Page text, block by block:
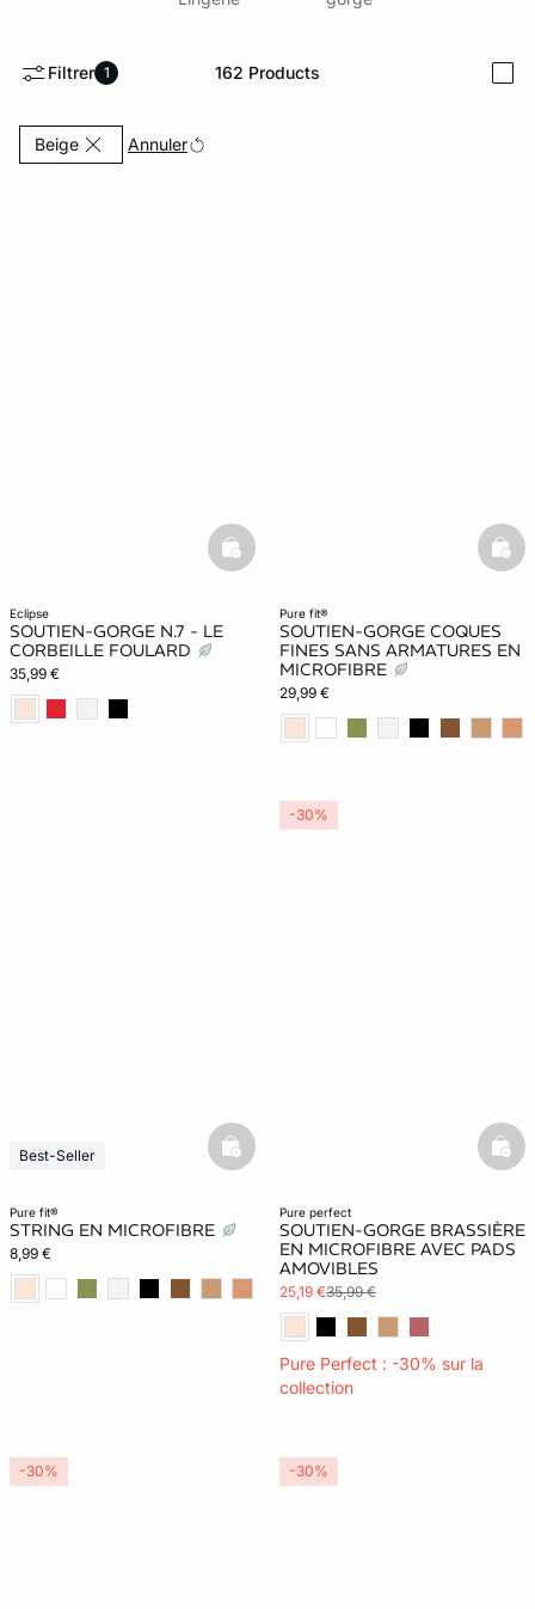
Filtrer 1 162 Products
BeigeCurrently Refined by Couleurs: Beige
Annuler
eclipse
SOUTIEN-GORGE N.7 - LE
CORBEILLE FOULARD
35,99 €
basketfull
pure fit®
SOUTIEN-GORGE COQUES
FINES SANS ARMATURES EN
MICROFIBRE
29,99 €
pure fit®
STRING EN MICROFIBRE
8,99 €
Best-Seller basketfull
pure perfect
SOUTIEN-GORGE BRASSIÈRE
EN MICROFIBRE AVEC PADS
AMOVIBLES
25,19 €35,99 €
Pure Perfect : -30% sur la
collection
-30%
-30% -30%